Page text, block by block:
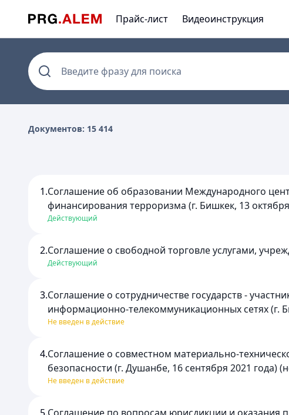
Прайс-лист Видеоинструкция
Введите фразу для поиска
Документов: 15 414
1.Соглашение об образовании Международного
финансирования терроризма (г. Бишкек, 13
Действующий
2.Соглашение о свободной торговле услугами,
Действующий
3.Соглашение о сотрудничестве государств -
информационно-телекоммуникационных сетях (г.
Не введен в действие
4.Соглашение о совместном материально-
безопасности (г. Душанбе, 16 сентября 2021 года)
Не введен в действие